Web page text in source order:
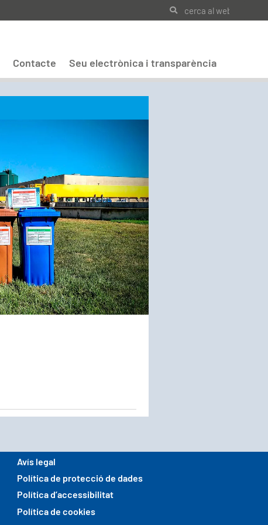
Contacte Seu electrònica i transparència
Avís legal
Política de protecció de dades
Política d’accessibilitat
Política de cookies